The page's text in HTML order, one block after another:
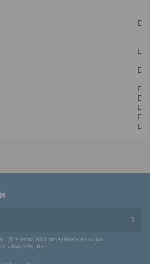
Для этого воспользуйтесь нашими
уведомлении.